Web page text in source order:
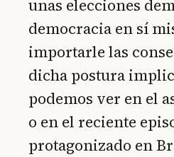
unas elecciones
democracia en sí
importarle las
dicha postura
podemos ver en el
o en el reciente
protagonizado en